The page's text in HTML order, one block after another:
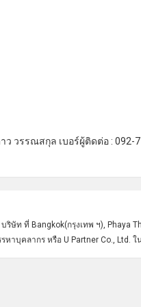
วรรณสกุล เบอร์ผู้ติดต่อ : 092-
ริษัท ที่ Bangkok(กรุงเทพ ฯ), Phaya
าบุคลากร หรือ U Partner Co., Ltd. ใ